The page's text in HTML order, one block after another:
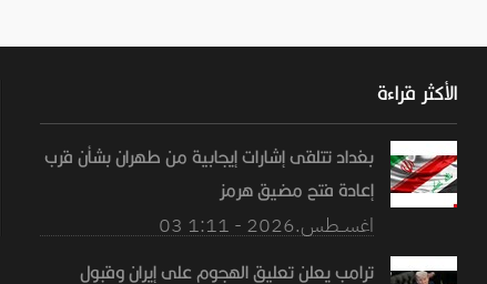
الأكثر قراءة
بغداد تتلقى إشارات إيجابية من طهران بشأن قرب
إعادة فتح مضيق هرمز
03 اغســطس.2026 - 1:11
ترامب يعلن تعليق الهجوم على إيران وقبول